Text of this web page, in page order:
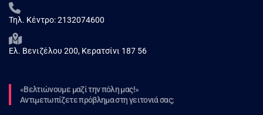
Τηλ. Κέντρο:2132074600
Ελ. Βενιζέλου 200, Κερατσίνι 187 56
«Βελτιώνουμε μαζί την πόλη μας!»
Αντιμετωπίζετε πρόβλημα στη γειτονιά σας;